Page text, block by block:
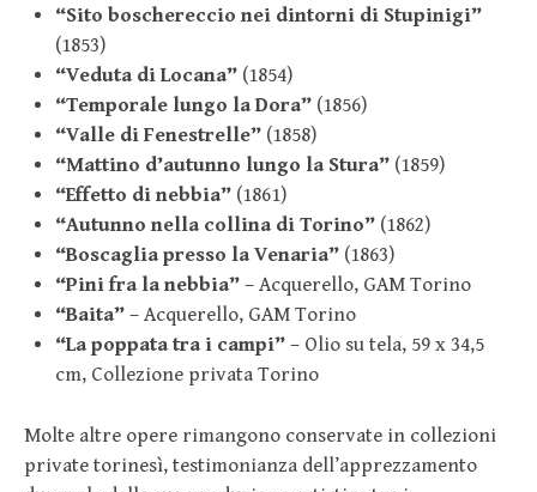
“Sito boschereccio nei dintorni di Stupinigi”
(1853)
“Veduta di Locana”(1854)
“Temporale lungo la Dora”(1856)
“Valle di Fenestrelle”(1858)
“Mattino d’autunno lungo la Stura”(1859)
“Effetto di nebbia”(1861)
“Autunno nella collina di Torino”(1862)
“Boscaglia presso la Venaria”(1863)
“Pini fra la nebbia”– Acquerello, GAM Torino
“Baita”– Acquerello, GAM Torino
“La poppata tra i campi”– Olio su tela, 59 x 34,5
cm, Collezione privata Torino
Molte altre opere rimangono conservate in collezioni
private torinesì, testimonianza dell’apprezzamento